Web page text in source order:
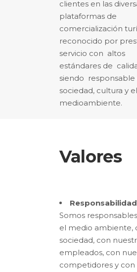
clientes en las
plataformas de
comercialización
reconocido por
servicio con altos
estándares de
siendo responsable
sociedad, cultura y el
medioambiente.
Valores
Somos
el medio ambiente,
sociedad, con
empleados, con
competidores y con